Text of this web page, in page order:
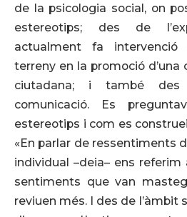
de la psicologia social, on
estereotips; des de
actualment fa
terreny en la promoció d’una
ciutadana; i també
comunicació. Es
estereotips i com es
«En parlar de ressentiments
individual –deia– ens
sentiments que van
reviuen més. I des de l’àmbit